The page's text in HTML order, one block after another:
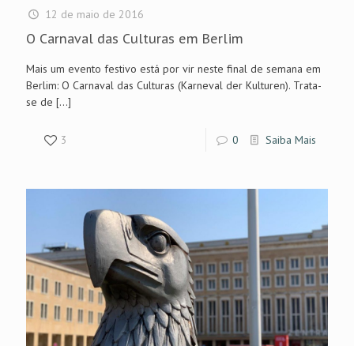
12 de maio de 2016
O Carnaval das Culturas em Berlim
Mais um evento festivo está por vir neste final de semana em
Berlim: O Carnaval das Culturas (Karneval der Kulturen). Trata-
se de […]
3 0 Saiba Mais